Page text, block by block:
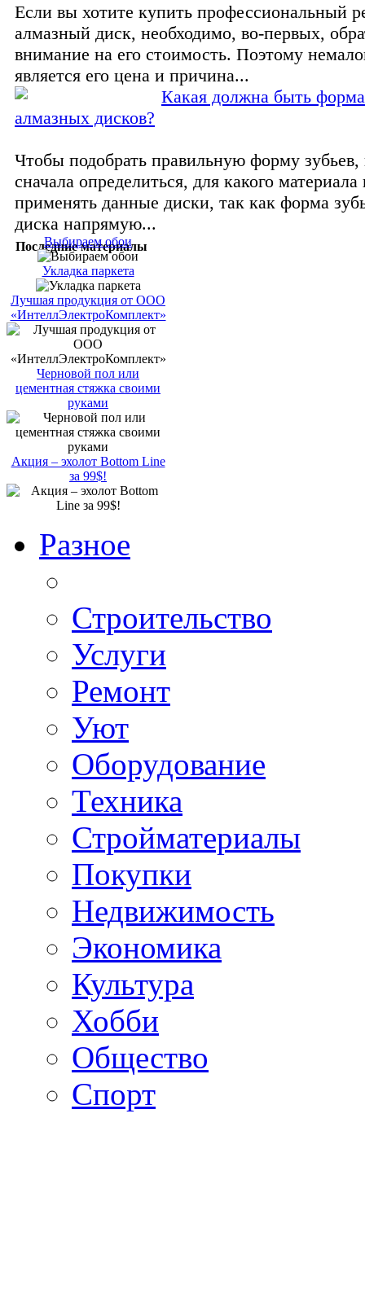
Если вы хотите купить профессиональный
алмазный диск, необходимо, во-первых,
внимание на его стоимость. Поэтому
является его цена и причина...
Какая должна быть форма
алмазных дисков?
Чтобы подобрать правильную форму
сначала определиться, для какого материала
применять данные диски, так как форма
диска напрямую...
Последние материалы
Выбираем обои
Укладка паркета
Лучшая продукция от ООО
«ИнтеллЭлектроКомплект»
Черновой пол или
цементная стяжка своими
руками
Акция – эхолот Bottom Line
за 99$!
Разное
Строительство
Услуги
Ремонт
Уют
Оборудование
Техника
Стройматериалы
Покупки
Недвижимость
Экономика
Культура
Хобби
Общество
Спорт